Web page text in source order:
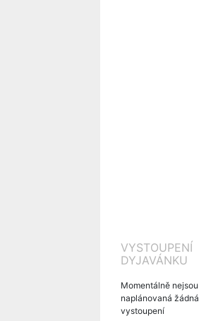
VYSTOUPENÍ
DYJAVÁNKU
Momentálně nejsou
naplánovaná žádná
vystoupení